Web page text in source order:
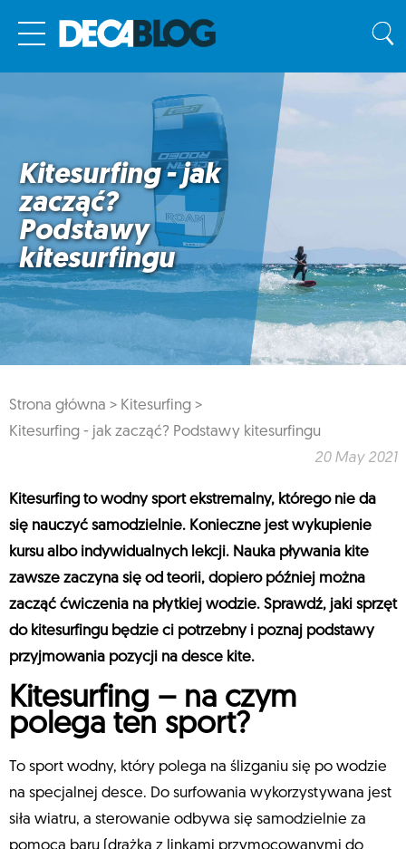
Kitesurfing - jak
zacząć?
Podstawy
kitesurfingu
Strona główna > Kitesurfing >
Kitesurfing - jak zacząć? Podstawy kitesurfingu
20 May 2021
Kitesurfing to wodny sport ekstremalny, którego nie da
się nauczyć samodzielnie. Konieczne jest wykupienie
kursu albo indywidualnych lekcji. Nauka pływania kite
zawsze zaczyna się od teorii, dopiero później można
zacząć ćwiczenia na płytkiej wodzie. Sprawdź, jaki sprzęt
do kitesurfingu będzie ci potrzebny i poznaj podstawy
przyjmowania pozycji na desce kite.
Kitesurfing – na czym
polega ten sport?
To sport wodny, który polega na ślizganiu się po wodzie
na specjalnej desce. Do surfowania wykorzystywana jest
siła wiatru, a sterowanie odbywa się samodzielnie za